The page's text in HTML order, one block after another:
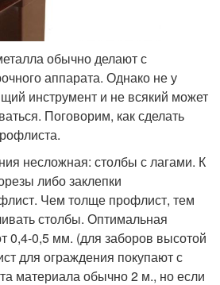
обычно делают с
аппарата. Однако не у
инструмент и не всякий может
Поговорим, как сделать
несложная: столбы с лагами. К
либо заклепки
Чем толще профлист, тем
столбы. Оптимальная
0,4-0,5 мм. (для заборов высотой
для ограждения покупают с
материала обычно 2 м., но если